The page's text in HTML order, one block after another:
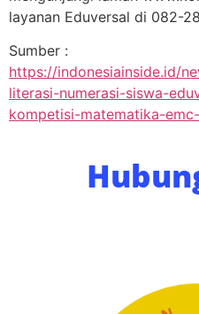
layanan Eduversal di 082-
Sumber :
https://indonesiainside.id/
literasi-numerasi-siswa-
kompetisi-matematika-